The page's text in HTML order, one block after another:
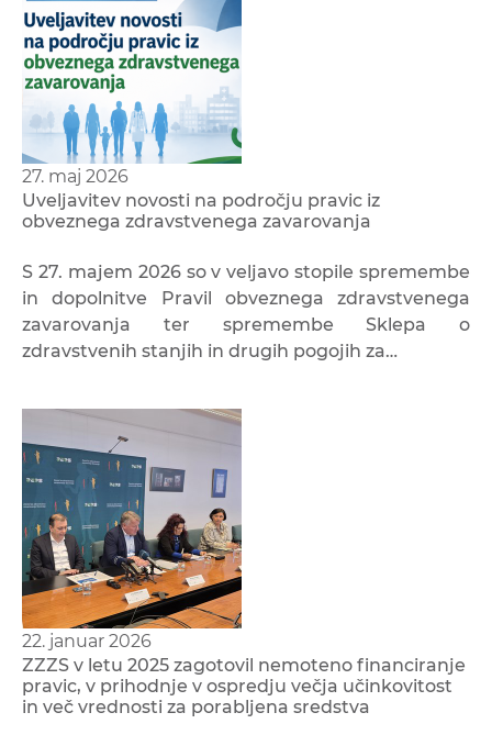
27. maj 2026
Uveljavitev novosti na področju pravic iz
obveznega zdravstvenega zavarovanja
S 27. majem 2026 so v veljavo stopile spremembe
in dopolnitve Pravil obveznega zdravstvenega
zavarovanja ter spremembe Sklepa o
zdravstvenih stanjih in drugih pogojih za…
22. januar 2026
ZZZS v letu 2025 zagotovil nemoteno financiranje
pravic, v prihodnje v ospredju večja učinkovitost
in več vrednosti za porabljena sredstva